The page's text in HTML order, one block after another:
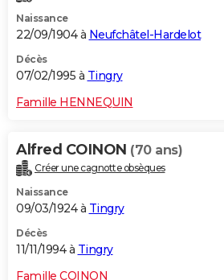
Naissance
22/09/1904 à Neufchâtel-Hardelot
Décès
07/02/1995 à Tingry
Famille HENNEQUIN
Alfred COINON (70 ans)
Créer une cagnotte obsèques
Naissance
09/03/1924 à Tingry
Décès
11/11/1994 à Tingry
Famille COINON